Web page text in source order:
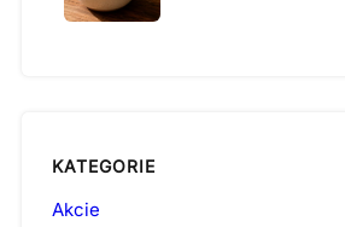
KATEGORIE
Akcie